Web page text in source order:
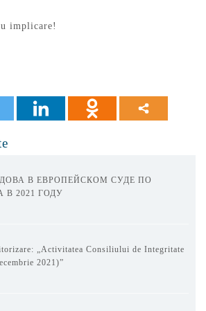
implicare!
В ЕВРОПЕЙСКОМ СУДЕ ПО
2021 ГОДУ
„Activitatea Consiliului de Integritate
2021)”